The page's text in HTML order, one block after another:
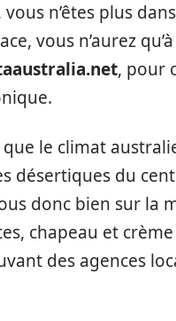
n’êtes plus
vous n’aurez
, pour
le climat
désertiques du
donc bien sur la
chapeau et
des agences